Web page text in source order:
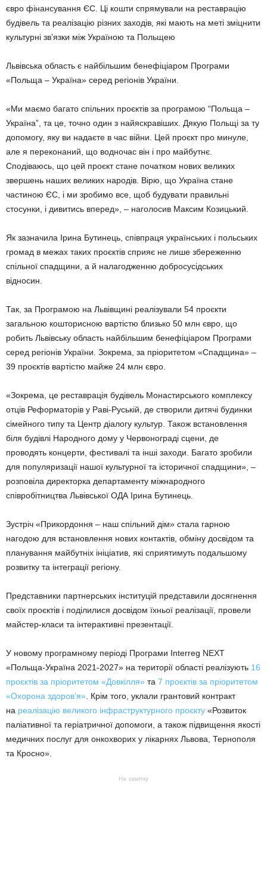
євро фінансування ЄС. Ці кошти спрямували на реставрацію
будівель та реалізацію різних заходів, які мають на меті зміцнити
культурні зв’язки між Україною та Польщею
Львівська область є найбільшим бенефіціаром Програми
«Польща – Україна» серед регіонів України.
«Ми маємо багато спільних проєктів за програмою “Польща –
Україна”, та це, точно один з найяскравіших. Дякую Польщі за ту
допомогу, яку ви надаєте в час війни. Цей проєкт про минуле,
але я переконаний, що водночас він і про майбутнє.
Сподіваюсь, що цей проєкт стане початком нових великих
звершень наших великих народів. Вірю, що Україна стане
частиною ЄС, і ми зробимо все, щоб будувати правильні
стосунки, і дивитись вперед», – наголосив Максим Козицький.
Як зазначила Ірина Бутинець, співпраця українських і польських
громад в межах таких проєктів сприяє не лише збереженню
спільної спадщини, а й налагодженню добросусідських
відносин.
Так, за Програмою на Львівщині реалізували 54 проєкти
загальною кошторисною вартістю близько 50 млн євро, що
робить Львівську область найбільшим бенефіціаром Програми
серед регіонів України. Зокрема, за пріоритетом «Спадщина» –
39 проєктів вартістю майже 24 млн євро.
«Зокрема, це реставрація будівель Монастирського комплексу
отців Реформаторів у Раві-Руській, де створили дитячі будинки
сімейного типу та Центр діалогу культур. Також встановлення
біля будівлі Народного дому у Червонограді сцени, де
проводять концерти, фестивалі та інші заходи. Багато зробили
для популяризації нашої культурної та історичної спадщини», –
розповіла директорка департаменту міжнародного
співробітництва Львівської ОДА Ірина Бутинець.
Зустріч «Прикордоння – наш спільний дім» стала гарною
нагодою для встановлення нових контактів, обміну досвідом та
планування майбутніх ініціатив, які сприятимуть подальшому
розвитку та інтеграції регіону.
Представники партнерських інституцій представили досягнення
своїх проєктів і поділилися досвідом їхньої реалізації, провели
майстер-класи та інтерактивні презентації.
У новому програмному періоді Програми Interreg NEXT
«Польща-Україна 2021-2027» на території області реалізують 16
проєктів за пріоритетом «Довкілля» та 7 проєктів за пріоритетом
«Охорона здоров’я». Крім того, уклали грантовий контракт
на реалізацію великого інфраструктурного проєкту «Розвиток
паліативної та геріатричної допомоги, а також підвищення якості
медичних послуг для онкохворих у лікарнях Львова, Тернополя
та Кросно».
На замітку